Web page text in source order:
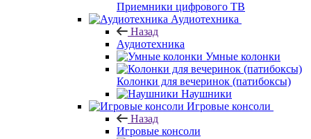
Приемники цифрового ТВ
Аудиотехника
Назад
Аудиотехника
Умные колонки
Колонки для вечеринок (патибоксы)
Наушники
Игровые консоли
Назад
Игровые консоли